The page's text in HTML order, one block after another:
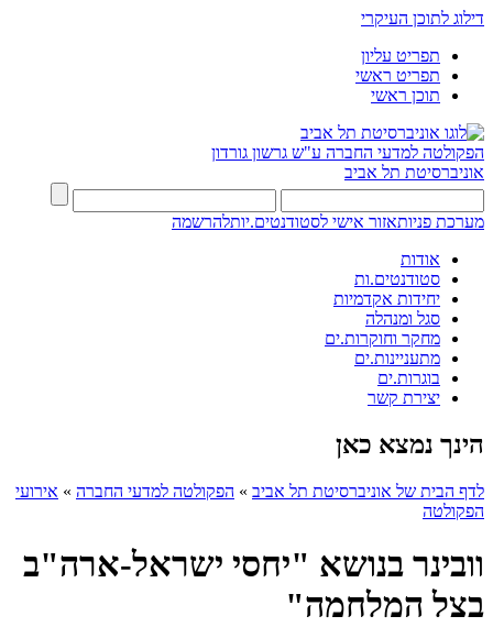
דילוג לתוכן העיקרי
תפריט עליון
תפריט ראשי
תוכן ראשי
הפקולטה למדעי החברה ע"ש גרשון גורדון
אוניברסיטת תל אביב
מערכת פניותאזור אישי לסטודנטים.יותלהרשמה
אודות
סטודנטים.ות
יחידות אקדמיות
סגל ומנהלה
מחקר וחוקרות.ים
מתעניינות.ים
בוגרות.ים
יצירת קשר
הינך נמצא כאן
לדף הבית של אוניברסיטת תל אביב » הפקולטה למדעי החברה » אירועי
הפקולטה
וובינר בנושא "יחסי ישראל-ארה"ב
בצל המלחמה"